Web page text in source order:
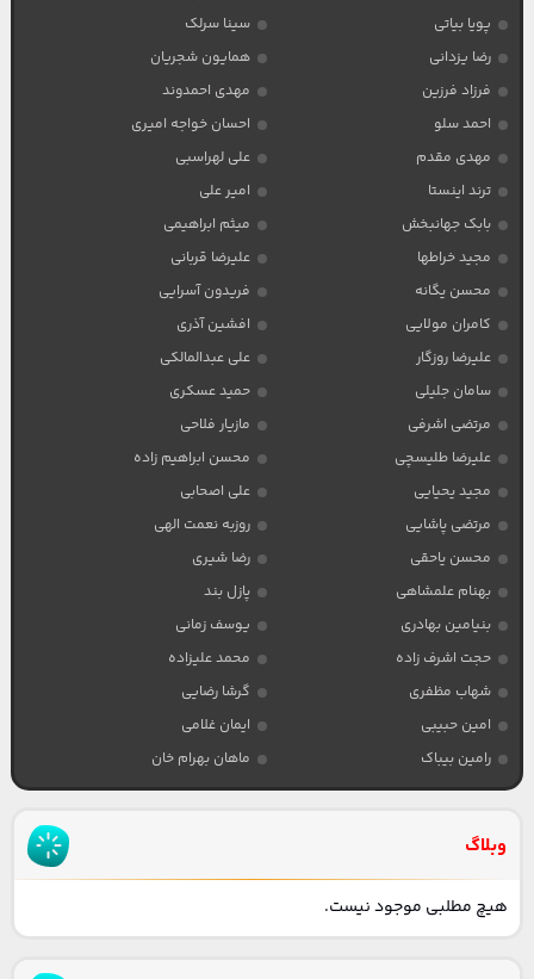
پویا بیاتی
سینا سرلک
رضا یزدانی
همایون شجریان
فرزاد فرزین
مهدی احمدوند
احمد سلو
احسان خواجه امیری
مهدی مقدم
علی لهراسبی
ترند اینستا
امیر علی
بابک جهانبخش
میثم ابراهیمی
مجید خراطها
علیرضا قربانی
محسن یگانه
فریدون آسرایی
کامران مولایی
افشین آذری
علیرضا روزگار
علی عبدالمالکی
سامان جلیلی
حمید عسکری
مرتضی اشرفی
مازیار فلاحی
علیرضا طلیسچی
محسن ابراهیم زاده
مجید یحیایی
علی اصحابی
مرتضی پاشایی
روزبه نعمت الهی
محسن یاحقی
رضا شیری
بهنام علمشاهی
پازل بند
بنیامین بهادری
یوسف زمانی
حجت اشرف زاده
محمد علیزاده
شهاب مظفری
گرشا رضایی
امین حبیبی
ایمان غلامی
رامین بیباک
ماهان بهرام خان
وبلاگ
هیچ مطلبی موجود نیست.